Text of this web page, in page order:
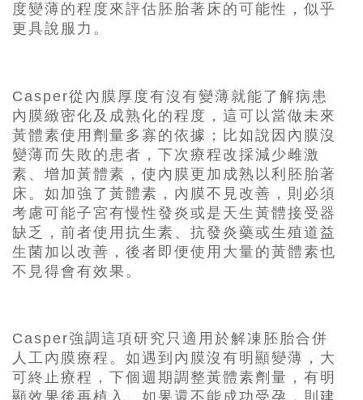
度變薄的程度來評估胚胎著床的可能性，似乎
更具說服力。
Casper從內膜厚度有沒有變薄就能了解病患
內膜緻密化及成熟化的程度，這可以當做未來
黃體素使用劑量多寡的依據；比如說因內膜沒
變薄而失敗的患者，下次療程改採減少雌激
素、增加黃體素，使內膜更加成熟以利胚胎著
床。如加強了黃體素，內膜不見改善，則必須
考慮可能子宮有慢性發炎或是天生黃體接受器
缺乏，前者使用抗生素、抗發炎藥或生殖道益
生菌加以改善，後者即便使用大量的黃體素也
不見得會有效果。
Casper強調這項研究只適用於解凍胚胎合併
人工內膜療程。如遇到內膜沒有明顯變薄，大
可終止療程，下個週期調整黃體素劑量，有明
顯效果後再植入。如果還不能成功受孕，則建